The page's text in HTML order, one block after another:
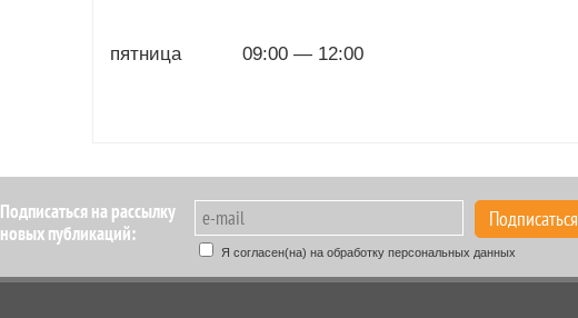
пятница 09:00 — 12:00
Подписаться на рассылку
новых публикаций:
Подписаться
Я согласен(на) на обработку персональных данных